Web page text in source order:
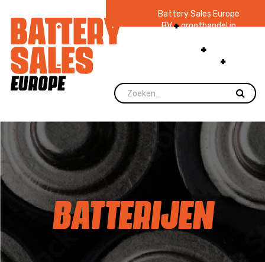
Battery Sales Europe
BV groothandel in
zaklampen Ruim 48
jaar ervaring
voorraad.
BATTERIJEN